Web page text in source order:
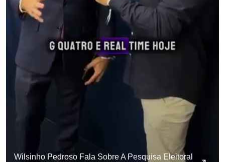
Wilsinho Pedroso Fala Sobre A Pesquisa Eleitoral